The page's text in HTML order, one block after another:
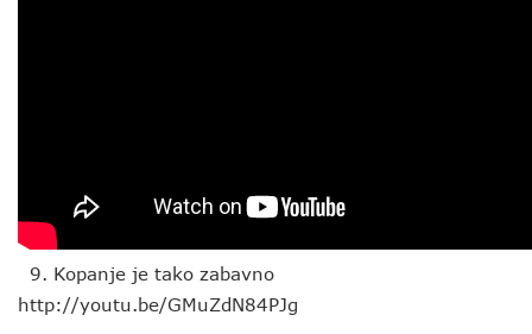
Kopanje je tako zabavno
http://youtu.be/GMuZdN84PJg